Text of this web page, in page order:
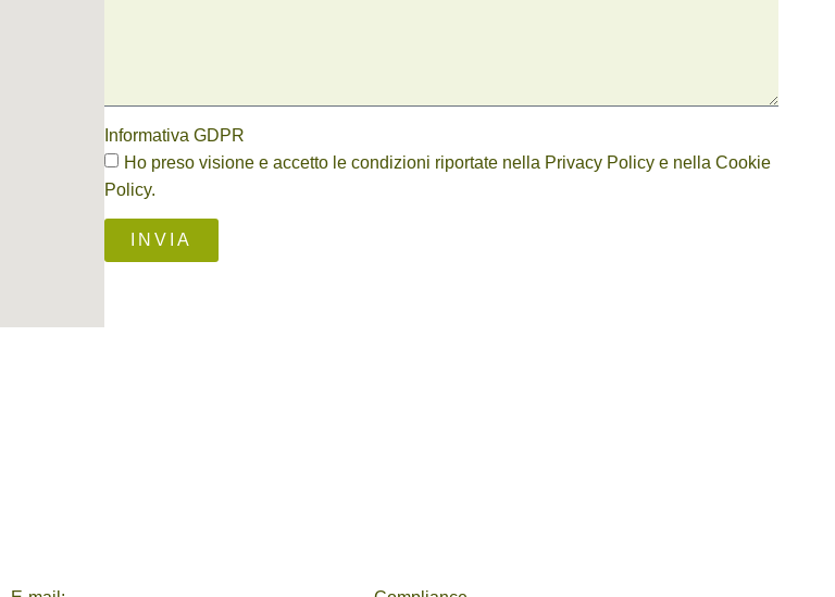
Informativa GDPR
Ho preso visione e accetto le condizioni riportate nella Privacy Policy e nella Cookie
Policy.
INVIA